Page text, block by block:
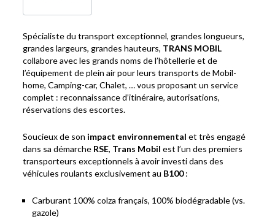
Spécialiste du transport exceptionnel, grandes longueurs,
grandes largeurs, grandes hauteurs, TRANS MOBIL
collabore avec les grands noms de l’hôtellerie et de
l’équipement de plein air pour leurs transports de Mobil-
home, Camping-car, Chalet, … vous proposant un service
complet : reconnaissance d’itinéraire, autorisations,
réservations des escortes.
Soucieux de son impact environnemental et très engagé
dans sa démarche RSE, Trans Mobil est l’un des premiers
transporteurs exceptionnels à avoir investi dans des
véhicules roulants exclusivement au B100:
Carburant 100% colza français, 100% biodégradable (vs.
gazole)